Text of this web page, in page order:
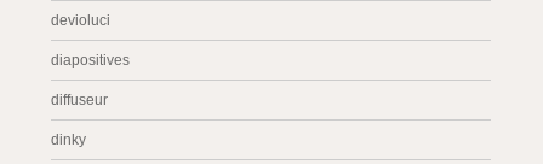
devioluci
diapositives
diffuseur
dinky